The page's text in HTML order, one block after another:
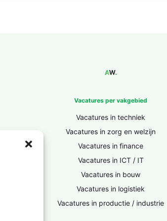
Vacatures per vakgebied
Vacatures in techniek
Vacatures in zorg en welzijn
Vacatures in finance
Vacatures in ICT / IT
Vacatures in bouw
Vacatures in logistiek
Vacatures in productie / industrie